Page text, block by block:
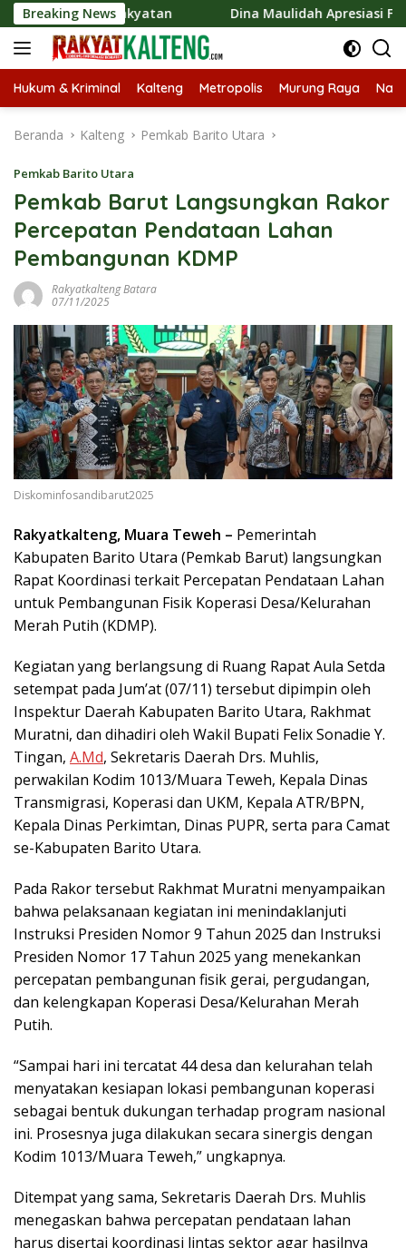
Langsung
ke
konten
Breaking News
Kerakyatan Dina Maulidah Apresiasi Festival
Hukum & Kriminal Kalteng Metropolis Murung Raya
Beranda Kalteng Pemkab Barito Utara
Pemkab Barito Utara
Pemkab Barut Langsungkan Rakor
Percepatan Pendataan Lahan
Pembangunan KDMP
Rakyatkalteng Batara
07/11/2025
Diskominfosandibarut2025
Rakyatkalteng, Muara Teweh – Pemerintah
Kabupaten Barito Utara (Pemkab Barut) langsungkan
Rapat Koordinasi terkait Percepatan Pendataan Lahan
untuk Pembangunan Fisik Koperasi Desa/Kelurahan
Merah Putih (KDMP).
Kegiatan yang berlangsung di Ruang Rapat Aula Setda
setempat pada Jum’at (07/11) tersebut dipimpin oleh
Inspektur Daerah Kabupaten Barito Utara, Rakhmat
Muratni, dan dihadiri oleh Wakil Bupati Felix Sonadie Y.
Tingan, A.Md, Sekretaris Daerah Drs. Muhlis,
perwakilan Kodim 1013/Muara Teweh, Kepala Dinas
Transmigrasi, Koperasi dan UKM, Kepala ATR/BPN,
Kepala Dinas Perkimtan, Dinas PUPR, serta para Camat
se-Kabupaten Barito Utara.
Pada Rakor tersebut Rakhmat Muratni menyampaikan
bahwa pelaksanaan kegiatan ini menindaklanjuti
Instruksi Presiden Nomor 9 Tahun 2025 dan Instruksi
Presiden Nomor 17 Tahun 2025 yang menekankan
percepatan pembangunan fisik gerai, pergudangan,
dan kelengkapan Koperasi Desa/Kelurahan Merah
Putih.
“Sampai hari ini tercatat 44 desa dan kelurahan telah
menyatakan kesiapan lokasi pembangunan koperasi
sebagai bentuk dukungan terhadap program nasional
ini. Prosesnya juga dilakukan secara sinergis dengan
Kodim 1013/Muara Teweh,” ungkapnya.
Ditempat yang sama, Sekretaris Daerah Drs. Muhlis
menegaskan bahwa percepatan pendataan lahan
harus disertai koordinasi lintas sektor agar hasilnya